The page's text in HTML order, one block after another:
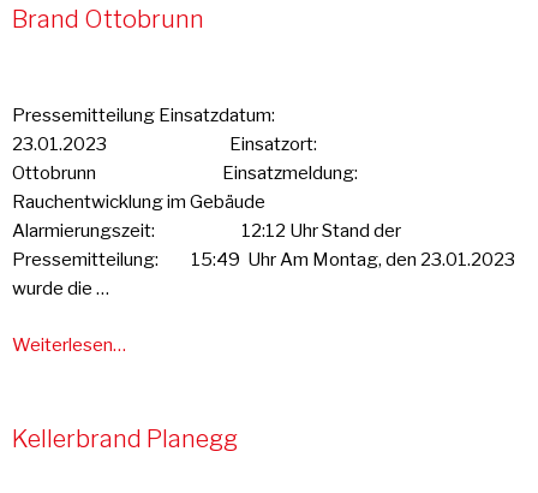
Brand Ottobrunn
Pressemitteilung Einsatzdatum:
23.01.2023 Einsatzort:
Ottobrunn Einsatzmeldung:
Rauchentwicklung im Gebäude
Alarmierungszeit: 12:12 Uhr Stand der
Pressemitteilung: 15:49 Uhr Am Montag, den 23.01.2023
wurde die …
Weiterlesen…
Kellerbrand Planegg